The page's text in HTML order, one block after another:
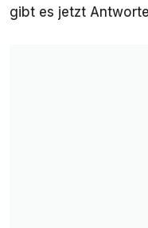
gibt es jetzt